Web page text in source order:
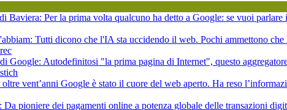
Baviera: Per la prima volta qualcuno ha detto a Google: se vuoi
: Tutti dicono che l'IA sta uccidendo il web. Pochi ammettono
Google: Autodefinitosi "la prima pagina di Internet", questo
oltre vent’anni Google è stato il cuore del web aperto. Ha reso
: Da pioniere dei pagamenti online a potenza globale delle transazioni